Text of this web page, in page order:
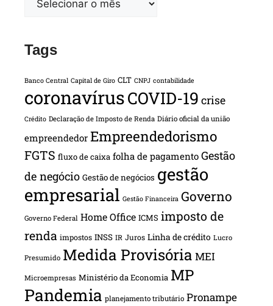
Tags
Banco Central Capital de Giro CLT CNPJ contabilidade
coronavírusCOVID-19 crise
Crédito Declaração de Imposto de Renda Diário oficial da união
empreendedor Empreendedorismo
FGTS fluxo de caixa folha de pagamento Gestão
de negócio Gestão de negócios gestão
empresarial Gestão Financeira Governo
Governo Federal Home Office ICMS imposto de
renda impostos INSS IR Juros Linha de crédito Lucro
Presumido Medida Provisória MEI
Microempresas Ministério da Economia MP
Pandemia planejamento tributário Pronampe